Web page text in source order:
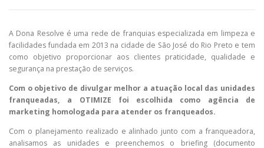
A Dona Resolve é uma rede de franquias especializada em limpeza e
facilidades fundada em 2013 na cidade de São José do Rio Preto e tem
como objetivo proporcionar aos clientes praticidade, qualidade e
segurança na prestação de serviços.
Com o objetivo de divulgar melhor a atuação local das unidades
franqueadas, a OTIMIZE foi escolhida como agência de
marketing homologada para atender os franqueados.
Com o planejamento realizado e alinhado junto com a franqueadora,
analisamos as unidades e preenchemos o briefing (documento